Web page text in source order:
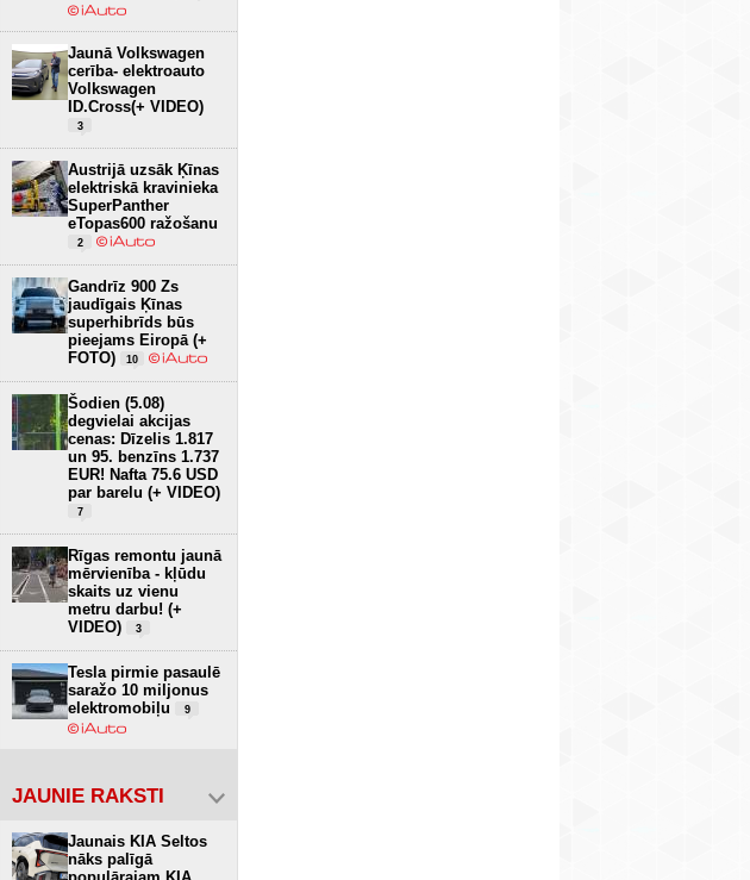
Jaunā Volkswagen
cerība- elektroauto
Volkswagen
ID.Cross(+ VIDEO)
3
Austrijā uzsāk Ķīnas
elektriskā kravinieka
SuperPanther
eTopas600 ražošanu
2
Gandrīz 900 Zs
jaudīgais Ķīnas
superhibrīds būs
pieejams Eiropā (+
FOTO)
10
Šodien (5.08)
degvielai akcijas
cenas: Dīzelis 1.817
un 95. benzīns 1.737
EUR! Nafta 75.6 USD
par barelu (+ VIDEO)
7
Rīgas remontu jaunā
mērvienība - kļūdu
skaits uz vienu
metru darbu! (+
VIDEO)
3
Tesla pirmie pasaulē
saražo 10 miljonus
elektromobiļu
9
JAUNIE RAKSTI
Jaunais KIA Seltos
nāks palīgā